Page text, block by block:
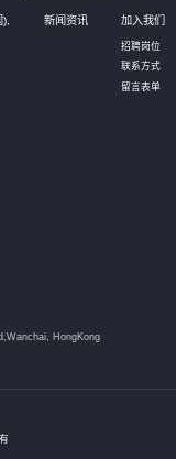
新闻资讯 加入我们
招聘岗位
联系方式
留言表单
Wanchai, HongKong